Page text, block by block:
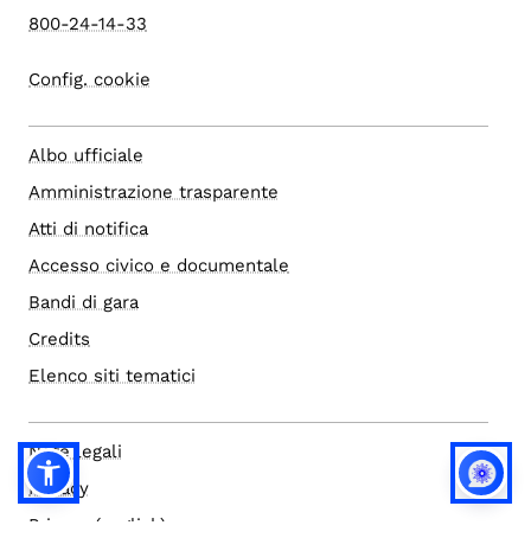
800-24-14-33
Config. cookie
Albo ufficiale
Amministrazione trasparente
Atti di notifica
Accesso civico e documentale
Bandi di gara
Credits
Elenco siti tematici
Note legali
Privacy
Privacy (english)